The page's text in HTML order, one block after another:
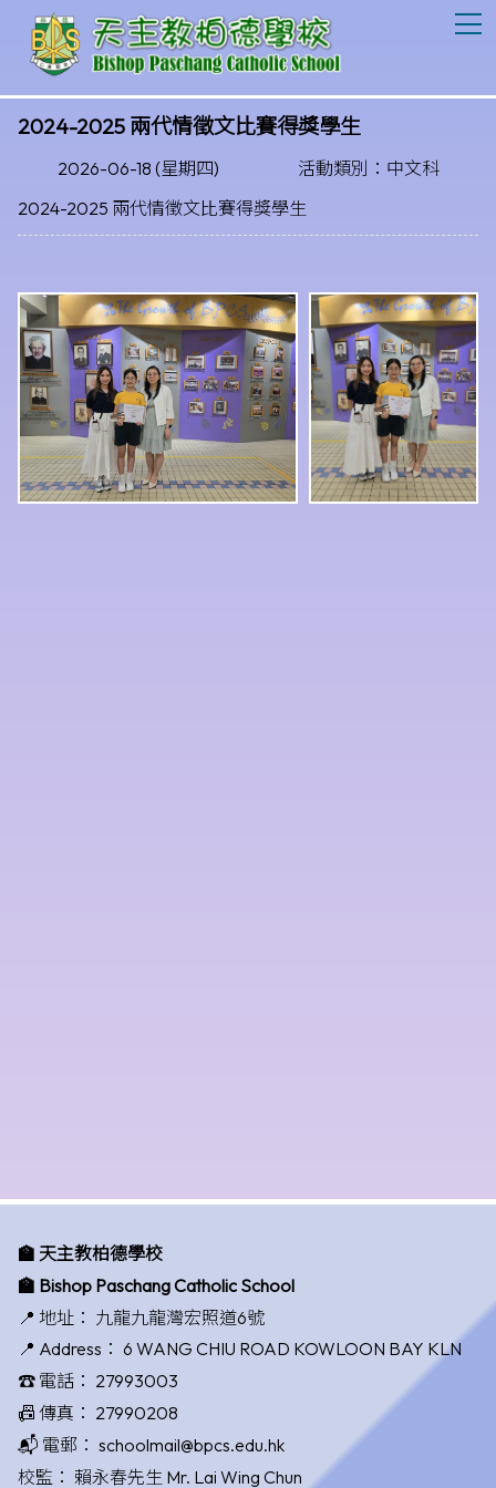
2024-2025 兩代情徵文比賽得獎學生
2026-06-18 (星期四)
活動類別：中文科
2024-2025 兩代情徵文比賽得獎學生
🏫 天主教柏德學校
🏫 Bishop Paschang Catholic School
📍 地址： 九龍九龍灣宏照道6號
📍 Address： 6 WANG CHIU ROAD KOWLOON BAY KLN
☎️ 電話： 27993003
📠 傳真： 27990208
📬 電郵： schoolmail@bpcs.edu.hk
校監： 賴永春先生 Mr. Lai Wing Chun